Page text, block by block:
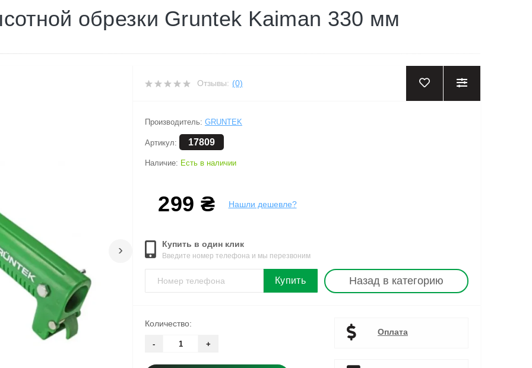
обрезки Gruntek Kaiman 330 мм
›
Отзывы: (0)
Производитель: GRUNTEK
Артикул: 17809
Наличие: Есть в наличии
299 ₴ Нашли дешевле?
Купить в один клик
Введите номер телефона и мы перезвоним
Купить Назад в категорию
Количество:
- +
Оплата